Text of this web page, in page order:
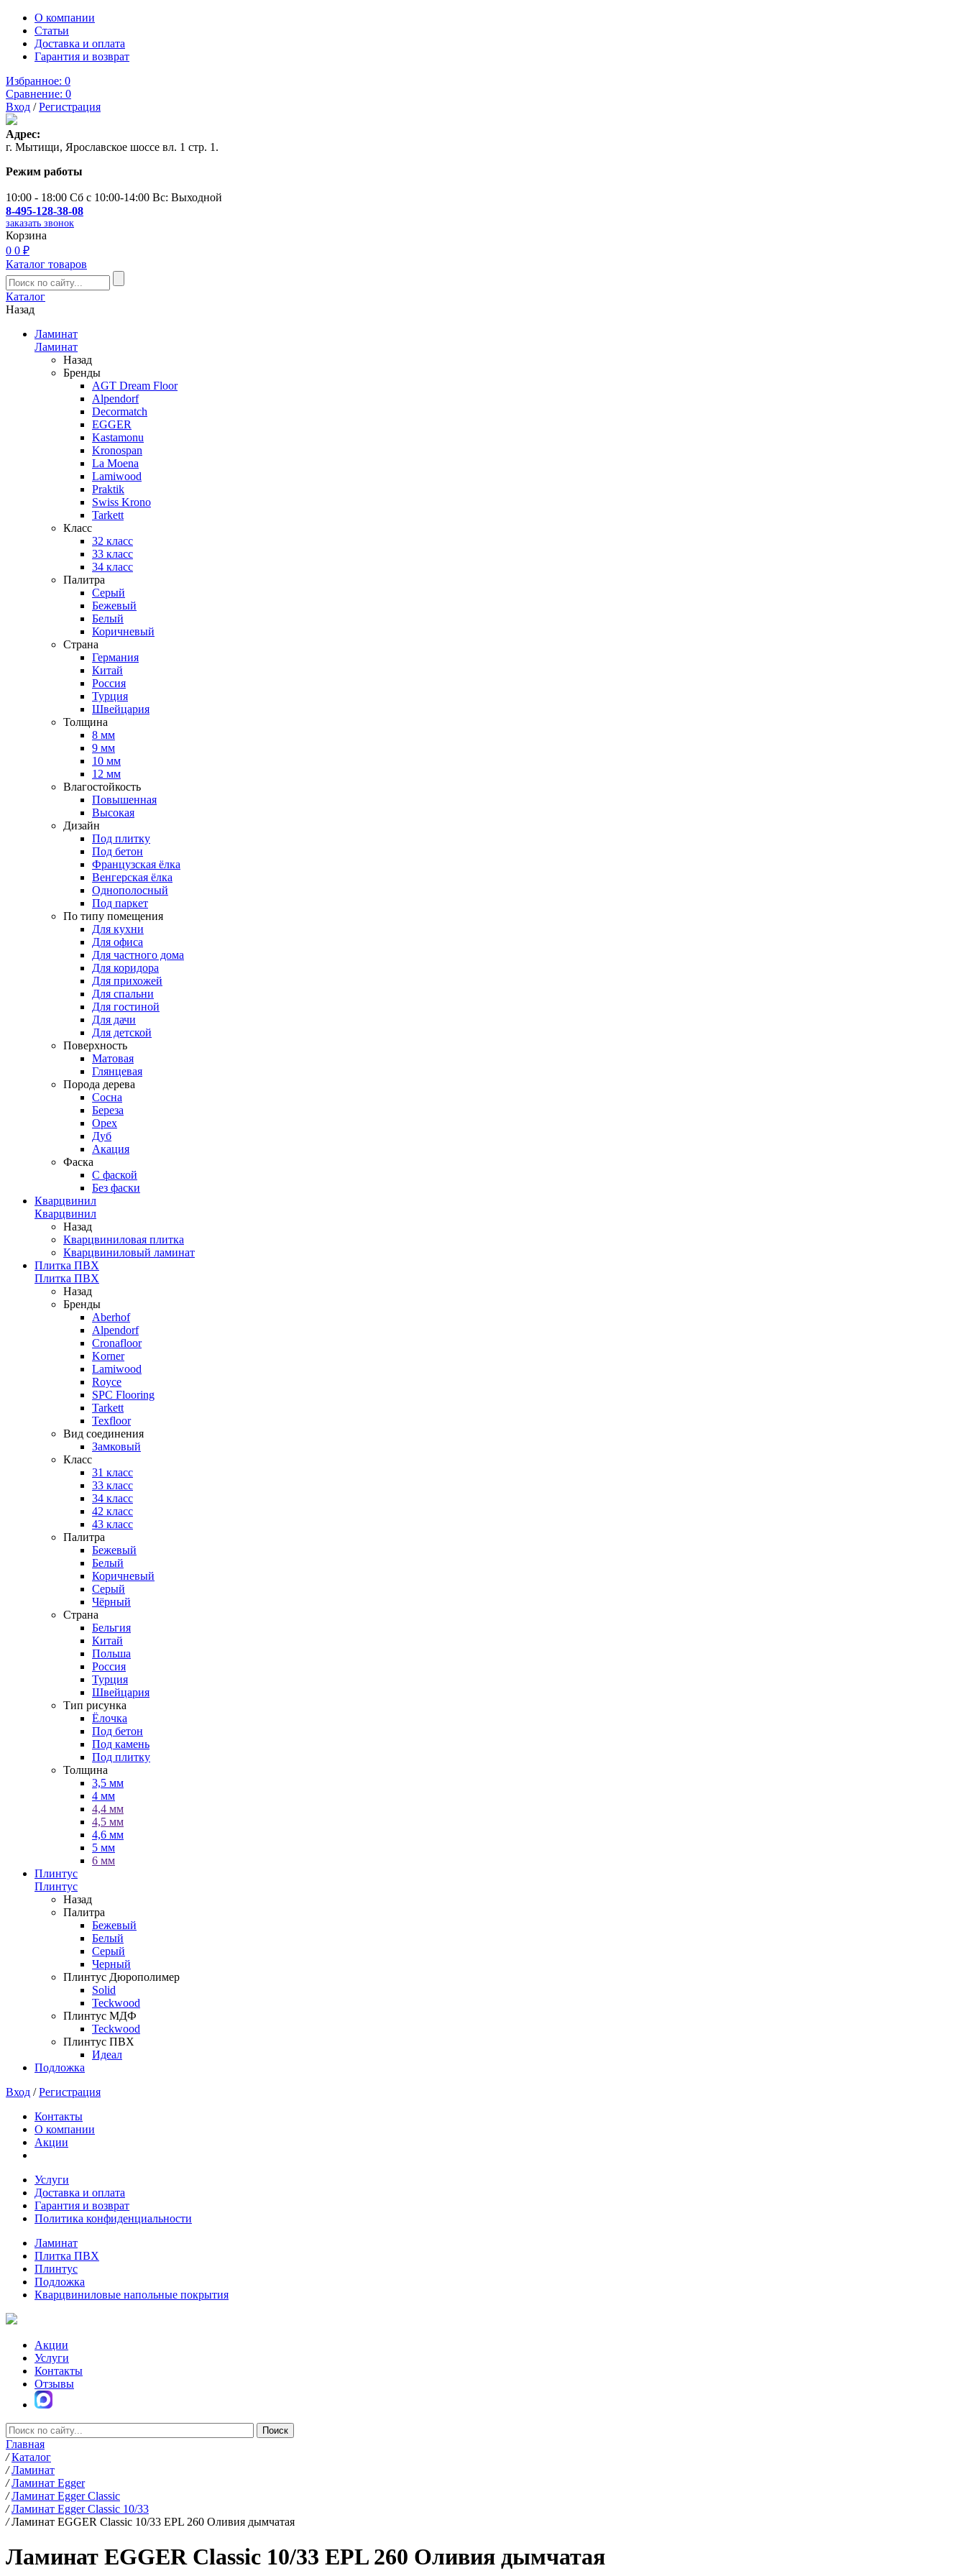
О компании
Статьи
Доставка и оплата
Гарантия и возврат
Избранное: 0
Сравнение: 0
Вход /Регистрация
Адрес:
г. Мытищи, Ярославское шоссе вл. 1 стр. 1.
Режим работы
10:00 - 18:00 Сб с 10:00-14:00 Вс: Выходной
8-495-128-38-08
заказать звонок
Корзина
0 0 ₽
Каталог товаров
Каталог
Назад
Ламинат
Ламинат
Назад
Бренды
AGT Dream Floor
Alpendorf
Decormatch
EGGER
Kastamonu
Kronospan
La Moena
Lamiwood
Praktik
Swiss Krono
Tarkett
Класс
32 класс
33 класс
34 класс
Палитра
Серый
Бежевый
Белый
Коричневый
Страна
Германия
Китай
Россия
Турция
Швейцария
Толщина
8 мм
9 мм
10 мм
12 мм
Влагостойкость
Повышенная
Высокая
Дизайн
Под плитку
Под бетон
Французская ёлка
Венгерская ёлка
Однополосный
Под паркет
По типу помещения
Для кухни
Для офиса
Для частного дома
Для коридора
Для прихожей
Для спальни
Для гостиной
Для дачи
Для детской
Поверхность
Матовая
Глянцевая
Порода дерева
Сосна
Береза
Орех
Дуб
Акация
Фаска
С фаской
Без фаски
Кварцвинил
Кварцвинил
Назад
Кварцвиниловая плитка
Кварцвиниловый ламинат
Плитка ПВХ
Плитка ПВХ
Назад
Бренды
Aberhof
Alpendorf
Cronafloor
Korner
Lamiwood
Royce
SPC Flooring
Tarkett
Texfloor
Вид соединения
Замковый
Класс
31 класс
33 класс
34 класс
42 класс
43 класс
Палитра
Бежевый
Белый
Коричневый
Серый
Чёрный
Страна
Бельгия
Китай
Польша
Россия
Турция
Швейцария
Тип рисунка
Ёлочка
Под бетон
Под камень
Под плитку
Толщина
3,5 мм
4 мм
4,4 мм
4,5 мм
4,6 мм
5 мм
6 мм
Плинтус
Плинтус
Назад
Палитра
Бежевый
Белый
Серый
Черный
Плинтус Дюрополимер
Solid
Teckwood
Плинтус МДФ
Teckwood
Плинтус ПВХ
Идеал
Подложка
Вход /Регистрация
Контакты
О компании
Акции
Услуги
Доставка и оплата
Гарантия и возврат
Политика конфиденциальности
Ламинат
Плитка ПВХ
Плинтус
Подложка
Кварцвиниловые напольные покрытия
Акции
Услуги
Контакты
Отзывы
Главная
/ Каталог
/ Ламинат
/ Ламинат Egger
/ Ламинат Egger Classic
/ Ламинат Egger Classic 10/33
/ Ламинат EGGER Classic 10/33 EPL 260 Оливия дымчатая
Ламинат EGGER Classic 10/33 EPL 260 Оливия дымчатая